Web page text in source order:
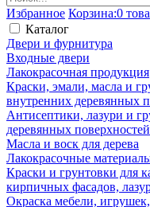
Избранное Корзина:0
Каталог
Двери и фурнитура
Входные двери
Лакокрасочная продукция
Краски, эмали, масла и
внутренних деревянных
Антисептики, лазури и
деревянных поверхностей
Масла и воск для дерева
Лакокрасочные
Краски и грунтовки для
кирпичных фасадов,
Окраска мебели,